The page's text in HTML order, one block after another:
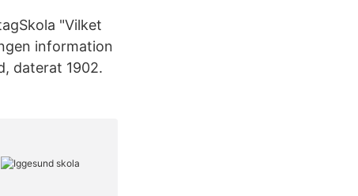
"Vilket
information
daterat 1902.